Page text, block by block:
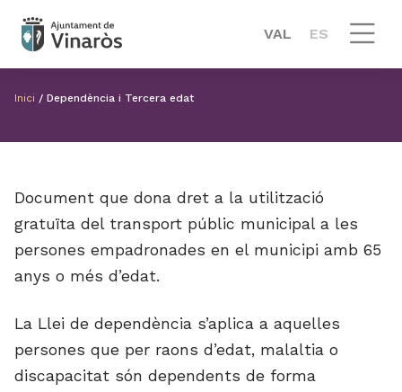
VAL ES
Inici / Dependència i Tercera edat
Document que dona dret a la utilització
gratuïta del transport públic municipal a les
persones empadronades en el municipi amb 65
anys o més d’edat.
La Llei de dependència s’aplica a aquelles
persones que per raons d’edat, malaltia o
discapacitat són dependents de forma